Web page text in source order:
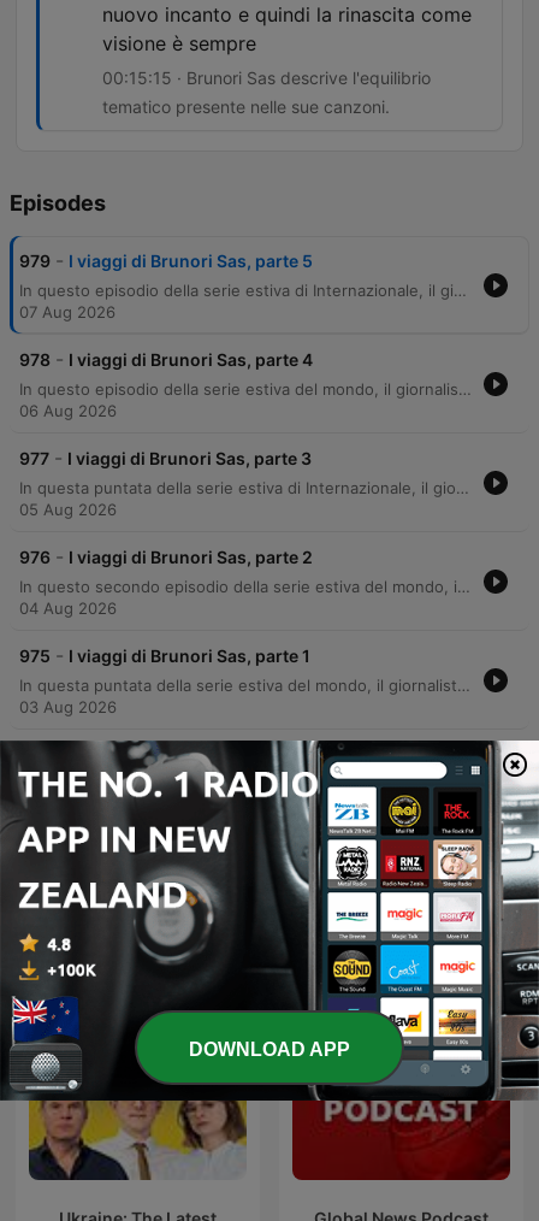
nuovo incanto e quindi la rinascita come
visione è sempre
00:15:15 · Brunori Sas descrive l'equilibrio
tematico presente nelle sue canzoni.
Episodes
979 - I viaggi di Brunori Sas, parte 5
In questo episodio della serie estiva di Internazionale, il giornalista Giovanni Ansaldo intervista il cantautore Brunori Sas. La conversazione esplora gli aspetti più introspettivi della sua musica, analizzando brani significativi come 'Nessuno', 'Kurt Cobain' e 'La Verità'. L'intervista approfondisce il rapporto dell'artista con la fama, la gestione della propria parte critica e l'ispirazione che deriva sia dai luoghi interni che da quelli esterni. Brunori Sas riflette inoltre sulla ciclicità della vita e sul tema della rinascita, citando influenze cinematografiche e personali.
07 Aug 2026
978 - I viaggi di Brunori Sas, parte 4
In questo episodio della serie estiva del mondo, il giornalista Giovanni Ansaldo intervista il cantautore Brunori Sas. La conversazione esplora profondamente il tema delle relazioni e dell'identità, partendo dal legame con la famiglia e l'influenza del vissuto personale nella scrittura dei testi. L'artista riflette sull'uso della biografia come strumento narrativo, citando influenze fondamentali come Giorgio Gaber e Lucio Dalla. Il dialogo tocca momenti cruciali della carriera di Brunori Sas, dal rapporto con il padre alla paternità, fino all'analisi della capacità di Dalla di raccontare l'agrodolce della condizione umana. Un approfondimento sulla scrittura che cerca di bilanciare l'intimità del vissuto personale con la necessità di un racconto universale e funzionale.
06 Aug 2026
977 - I viaggi di Brunori Sas, parte 3
In questa puntata della serie estiva di Internazionale, il giornalista Giovanni Ansaldo intervista il cantautore Brunori Sas. L'episodio esplora il legame profondo tra l'artista e i suoi anni formativi in Toscana, tra Siena e Firenze, analizzando come l'esperienza universitaria e il senso di estraneità vissuto come meridionale abbiano influenzato la sua identità e la sua scrittura. Brunori Sas riflette inoltre sul processo creativo, sul distacco necessario per comporre canzoni poetiche e sulle esperienze vissute durante i tour, confrontando la crudezza dei primi concerti con la professionalizzazione dell'industria musicale odierna.
05 Aug 2026
976 - I viaggi di Brunori Sas, parte 2
In questo secondo episodio della serie estiva del mondo, il giornalista Giovanni Ansaldo intervista il cantautore Brunori Sas. La conversazione esplora le radici musicali dell'artista, partendo dall'ispirazione per il brano Rosa e dal legame con la realtà calabrese e l'esperienza imprenditoriale della sua famiglia. L'intervista approfondisce il processo creativo di Sas, analizzando l'influenza di figure come Rino Gaetano e la sua iniziale mancanza di riferimenti nel mondo dei cantautori. Il dialogo si sposta poi su temi sociali e geografici, confrontando la vita nelle grandi metropoli con quella nelle province, riflettendo sul turismo di massa, sulla perdita dell'identità urbana e sulla scelta consapevole di vivere in un contesto periferico.
04 Aug 2026
975 - I viaggi di Brunori Sas, parte 1
In questa puntata della serie estiva del mondo, il giornalista Giovanni Ansaldo intervista il cantautore Brunori Sas. L'incontro esplora le radici calabresi dell'artista, partendo dai ricordi d'infanzia a Guardia Piemontese e l'influenza che la geografia umana di quel luogo ha avuto sulla sua visione del mondo. La conversazione approfondisce l'evoluzione della scrittura musicale di Brunori Sas, dal primo approccio con la chitarra classica alla scoperta del rock, fino all'adozione del dialetto cosentino nel suo ultimo lavoro. L'intervista analizza il passaggio artistico dall'imitazione di modelli internazionali alla valorizzazione dell'identità locale e dell'autenticità narrativa.
03 Aug 2026
Show more episodes
More News podcasts
See all
DOWNLOAD APP